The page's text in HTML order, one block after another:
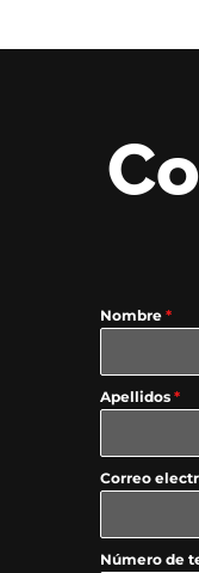
Nombre*
Apellidos*
Correo
Número de